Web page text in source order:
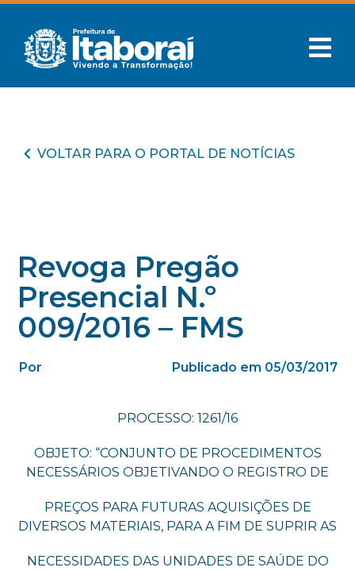
VOLTAR PARA O PORTAL DE NOTÍCIAS
Revoga Pregão
Presencial N.º
009/2016 – FMS
Por Publicado em 05/03/2017
PROCESSO: 1261/16
OBJETO: “CONJUNTO DE PROCEDIMENTOS
NECESSÁRIOS OBJETIVANDO O REGISTRO DE
PREÇOS PARA FUTURAS AQUISIÇÕES DE
DIVERSOS MATERIAIS, PARA A FIM DE SUPRIR AS
NECESSIDADES DAS UNIDADES DE SAÚDE DO